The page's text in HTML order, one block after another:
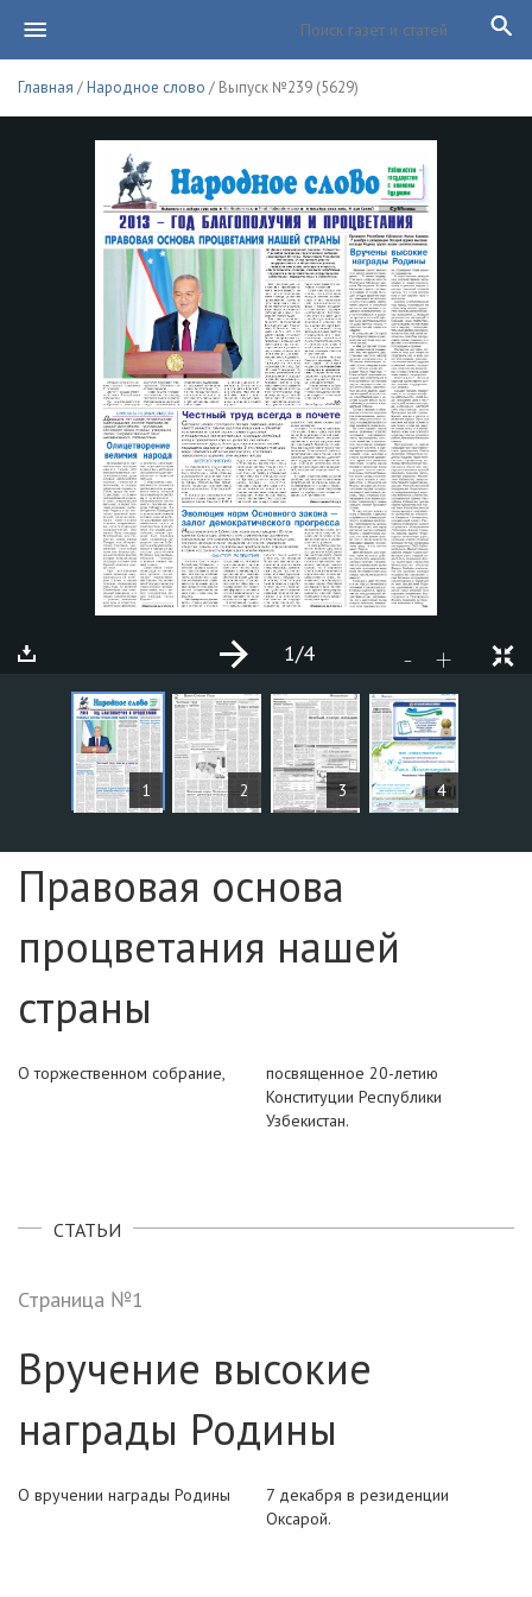
Главная /Народное слово / Выпуск №239 (5629)
1 2 3 4
- +
1/4
СТАТЬИ
Страница №1
Правовая основа
процветания нашей
страны
О торжественном собрание,
посвященное 20-летию
Конституции Республики
Узбекистан.
СТАТЬИ
Страница №1
Вручение высокие
награды Родины
О вручении награды Родины
7 декабря в резиденции
Оксарой.